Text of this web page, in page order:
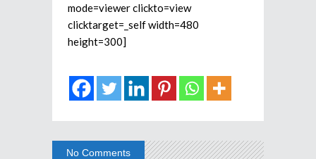
mode=viewer clickto=view
clicktarget=_self width=480
height=300]
No Comments